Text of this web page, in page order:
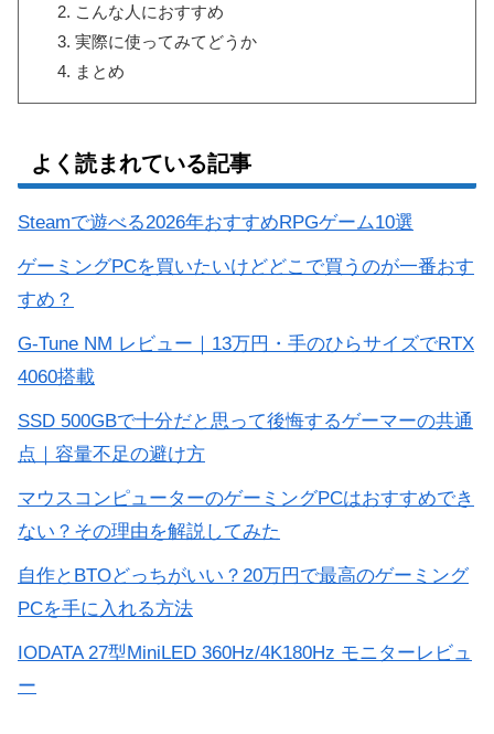
こんな人におすすめ
実際に使ってみてどうか
まとめ
よく読まれている記事
Steamで遊べる2026年おすすめRPGゲーム10選
ゲーミングPCを買いたいけどどこで買うのが一番おす
すめ？
G-Tune NM レビュー｜13万円・手のひらサイズでRTX
4060搭載
SSD 500GBで十分だと思って後悔するゲーマーの共通
点｜容量不足の避け方
マウスコンピューターのゲーミングPCはおすすめでき
ない？その理由を解説してみた
自作とBTOどっちがいい？20万円で最高のゲーミング
PCを手に入れる方法
IODATA 27型MiniLED 360Hz/4K180Hz モニターレビュ
ー